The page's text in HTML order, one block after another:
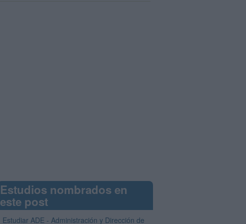
Estudios nombrados en
este post
Estudiar ADE - Administración y Dirección de